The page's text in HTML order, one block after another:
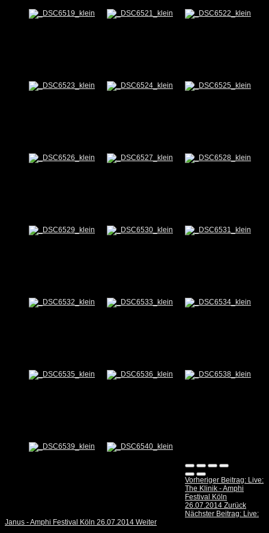
Vorheriger Beitrag: Live:
The Klinik - Amphi
Festival Köln
26.07.2014 Zurück
Nächster Beitrag: Live:
Janus - Amphi Festival Köln 26.07.2014 Weiter